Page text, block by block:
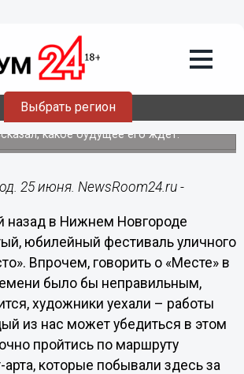
Выбрать регион
фестиваля «Место»
Уходить из Нижнего
неинтересно
впечатлениями от прошедшего
какое будущее его ждет.
25 июня. NewsRoom24.ru -
назад в Нижнем Новгороде
юбилейный фестиваль уличного
Впрочем, говорить о «Месте» в
было бы неправильным,
художники уехали – работы
из нас может убедиться в этом
пройтись по маршруту
арта, которые побывали здесь за